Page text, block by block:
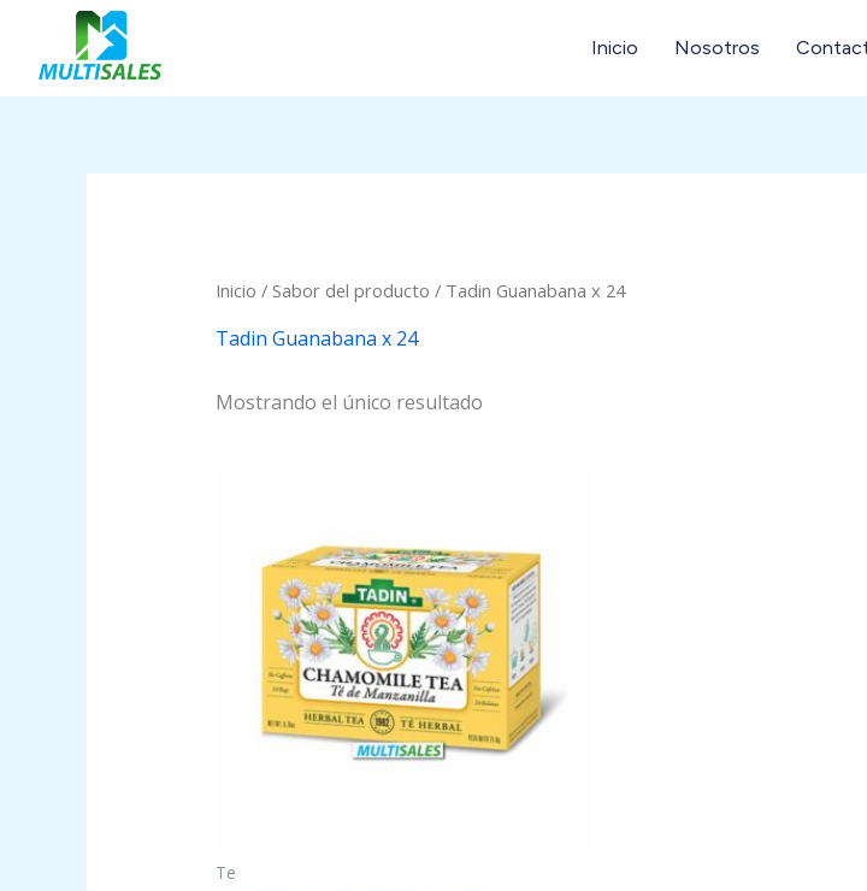
contenido
Inicio Nosotros
Inicio / Sabor del producto / Tadin Guanabana x 24
Tadin Guanabana x 24
Mostrando el único resultado
Te
through
$2.95